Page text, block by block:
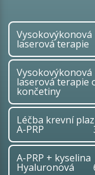
Vysokovýkonová
laserová terapie
Vysokovýkonová
laserová terapie
končetiny
Léčba krevní
A-PRP
A-PRP + kyselina
Hyaluronová